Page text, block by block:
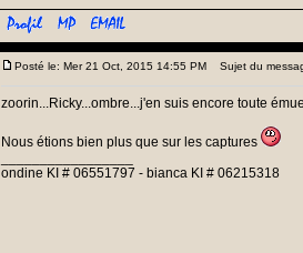
Posté le: Mer 21 Oct, 2015 14:55 PM Sujet du
zoorin...Ricky...ombre...j'en suis encore toute
Nous étions bien plus que sur les captures
ondine KI # 06551797 - bianca KI # 06215318